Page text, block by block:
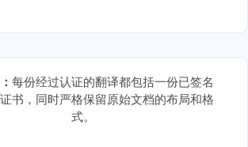
每份经过认证的翻译都包括一份已签名
书，同时严格保留原始文档的布局和格
式。